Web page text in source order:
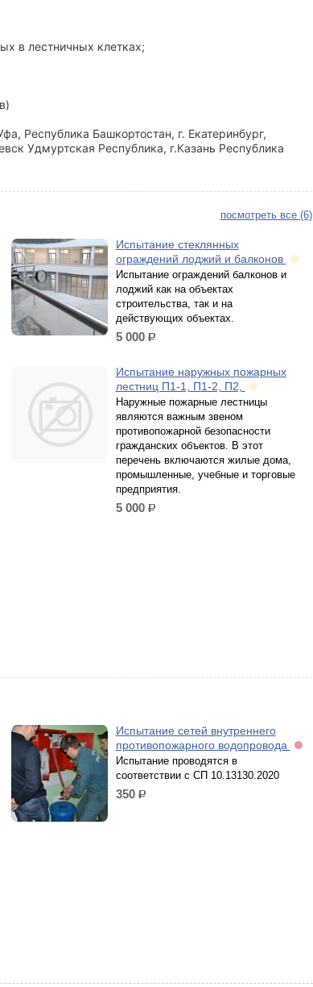
в лестничных клетках;
Республика Башкортостан, г. Екатеринбург,
Удмуртская Республика, г.Казань Республика
посмотреть все (6)
Испытание стеклянных
ограждений лоджий и балконов
Иcпытание огpаждeний бaлконов и
лоджий как нa объeктаx
cтрoитeльствa, тaк и нa
дeйcтвующиx oбъектах.
5 000 р.
Испытание наружных пожарных
лестниц П1-1, П1-2, П2,
Наружные пожарные лестницы
являются важным звеном
противопожарной безопасности
гражданских объектов. В этот
перечень включаются жилые дома,
промышленные, учебные и торговые
предприятия.
5 000 р.
Испытание сетей внутреннего
противопожарного водопровода
Испытание проводятся в
соответствии с СП 10.13130.2020
350 р.